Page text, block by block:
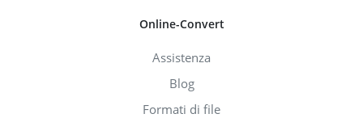
Online-Convert
Assistenza
Blog
Formati di file